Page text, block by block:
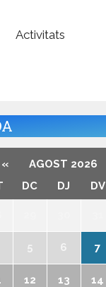
Activitats
« AGOST 2026
DC DJ DV
5 6 7
12 13 14